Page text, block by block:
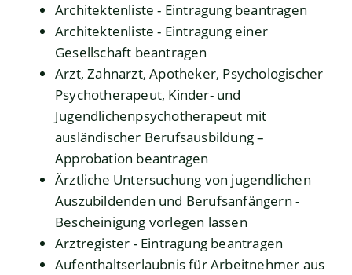
Architektenliste - Eintragung beantragen
Architektenliste - Eintragung einer
Gesellschaft beantragen
Arzt, Zahnarzt, Apotheker, Psychologischer
Psychotherapeut, Kinder- und
Jugendlichenpsychotherapeut mit
ausländischer Berufsausbildung –
Approbation beantragen
Ärztliche Untersuchung von jugendlichen
Auszubildenden und Berufsanfängern -
Bescheinigung vorlegen lassen
Arztregister - Eintragung beantragen
Aufenthaltserlaubnis für Arbeitnehmer aus